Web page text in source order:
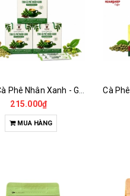
215.000₫
MUA HÀNG